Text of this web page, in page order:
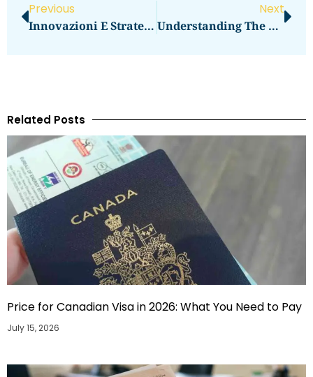
Previous
Innovazioni E Strategie Nel Gioco Responsabile: Un Approccio Professionale Alle Slot Machine
Next
Understanding The Rise Of Maritime-Themed Slot Games And Their Industry Impact
Related Posts
Price for Canadian Visa in 2026: What You Need to Pay
July 15, 2026